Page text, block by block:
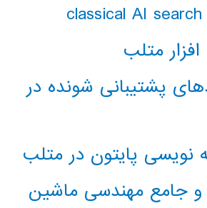
متلب
پشتیبانی شونده در
نویسی پایتون در متلب
و جامع مهندسی ماشین